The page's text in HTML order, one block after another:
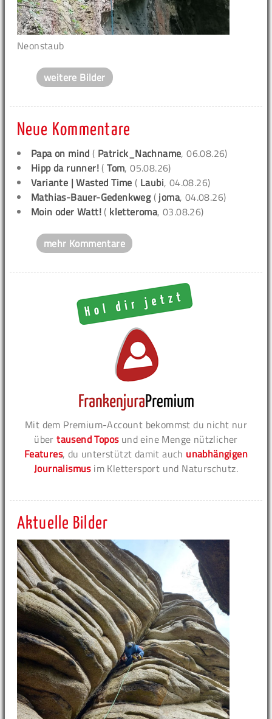
Neonstaub
weitere Bilder
Neue Kommentare
Papa on mind ( Patrick_Nachname, 06.08.26)
Hipp da runner! (Tom, 05.08.26)
Variante | Wasted Time ( Laubi, 04.08.26)
Mathias-Bauer-Gedenkweg( joma, 04.08.26)
Moin oder Watt! ( kletteroma, 03.08.26)
mehr Kommentare
Mit dem Premium-Account bekommst du nicht nur
übertausend Toposund eine Menge nützlicher
Features, du unterstützt damit auch unabhängigen
Journalismusim Klettersport und Naturschutz.
Aktuelle Bilder